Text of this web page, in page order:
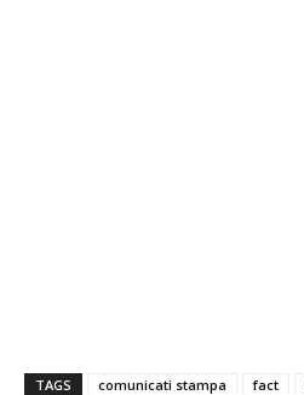
TAGS comunicati stampa fact